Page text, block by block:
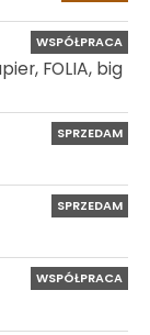
WSPÓŁPRACA
FOLIA, big
SPRZEDAM
SPRZEDAM
WSPÓŁPRACA